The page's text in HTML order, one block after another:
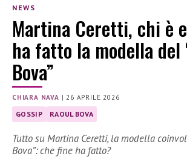
NEWS
Martina Ceretti, chi è
ha fatto la modella del
Bova”
CHIARA NAVA |26 APRILE 2026
GOSSIP RAOUL BOVA
Tutto su Martina Ceretti, la modella
Bova”: che fine ha fatto?